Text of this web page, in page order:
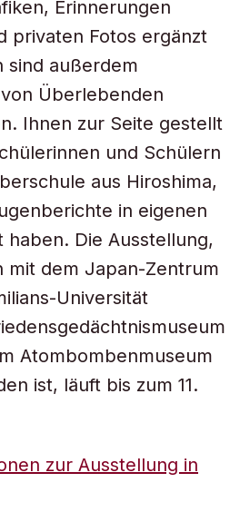
Erinnerungen
privaten Fotos ergänzt
sind außerdem
Überlebenden
Ihnen zur Seite gestellt
und Schülern
aus Hiroshima,
in eigenen
haben. Die Ausstellung,
mit dem Japan-Zentrum
Universität
Atombombenmuseum
ist, läuft bis zum 11.
zur Ausstellung in